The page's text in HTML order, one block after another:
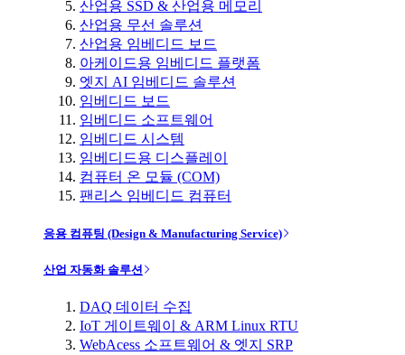
산업용 SSD & 산업용 메모리
산업용 무선 솔루션
산업용 임베디드 보드
아케이드용 임베디드 플랫폼
엣지 AI 임베디드 솔루션
임베디드 보드
임베디드 소프트웨어
임베디드 시스템
임베디드용 디스플레이
컴퓨터 온 모듈 (COM)
팬리스 임베디드 컴퓨터
응용 컴퓨팅 (Design & Manufacturing Service)
산업 자동화 솔루션
DAQ 데이터 수집
IoT 게이트웨이 & ARM Linux RTU
WebAcess 소프트웨어 & 엣지 SRP